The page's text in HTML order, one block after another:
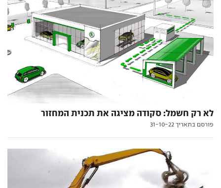
לא רק חשמל: סקודה מציגה את תכנית המחזור
פורסם בתאריך 31-10-22